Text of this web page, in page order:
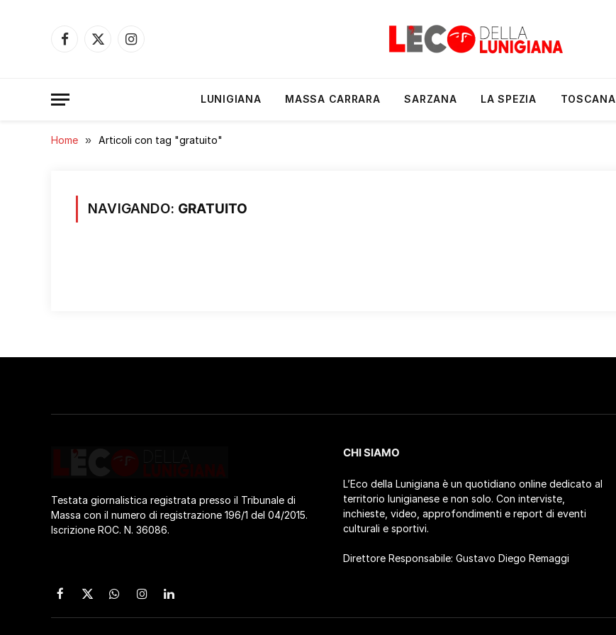
Facebook
X
Instagram
LUNIGIANA MASSA CARRARA SARZANA LA SPEZIA TOSCANA
Home » Articoli con tag "gratuito"
NAVIGANDO: GRATUITO
Testata giornalistica registrata presso il Tribunale di
Massa con il numero di registrazione 196/1 del 04/2015.
Iscrizione ROC. N. 36086.
CHI SIAMO
L’Eco della Lunigiana è un quotidiano online dedicato al
territorio lunigianese e non solo. Con interviste,
inchieste, video, approfondimenti e report di eventi
culturali e sportivi.
Direttore Responsabile: Gustavo Diego Remaggi
Facebook
X
(Twitter)
WhatsApp
Instagram
LinkedIn